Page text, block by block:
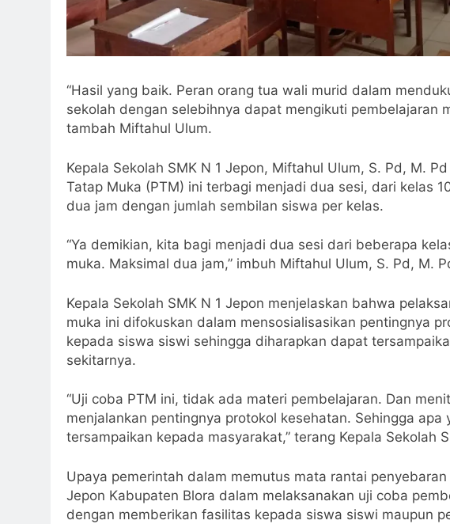
“Hasil yang baik. Peran orang tua wali murid dalam
sekolah dengan selebihnya dapat mengikuti pembelajaran
tambah Miftahul Ulum.
Kepala Sekolah SMK N 1 Jepon, Miftahul Ulum, S. Pd, M.
Tatap Muka (PTM) ini terbagi menjadi dua sesi, dari kelas
dua jam dengan jumlah sembilan siswa per kelas.
“Ya demikian, kita bagi menjadi dua sesi dari beberapa
muka. Maksimal dua jam,” imbuh Miftahul Ulum, S. Pd, M.
Kepala Sekolah SMK N 1 Jepon menjelaskan bahwa
muka ini difokuskan dalam mensosialisasikan pentingnya
kepada siswa siswi sehingga diharapkan dapat
sekitarnya.
“Uji coba PTM ini, tidak ada materi pembelajaran. Dan
menjalankan pentingnya protokol kesehatan. Sehingga
tersampaikan kepada masyarakat,” terang Kepala Sekolah
Upaya pemerintah dalam memutus mata rantai
Jepon Kabupaten Blora dalam melaksanakan uji coba
dengan memberikan fasilitas kepada siswa siswi maupun